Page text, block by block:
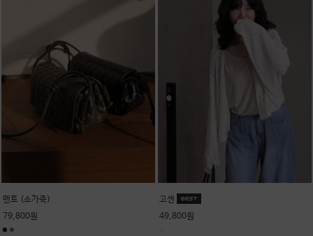
멘토 (소가죽)
79,800원
고센
49,800원